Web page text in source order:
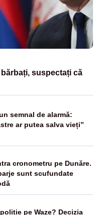
suspectați că
semnal de alarmă:
ar putea salva vieți”
cronometru pe Dunăre.
sunt scufundate
pe Waze? Decizia